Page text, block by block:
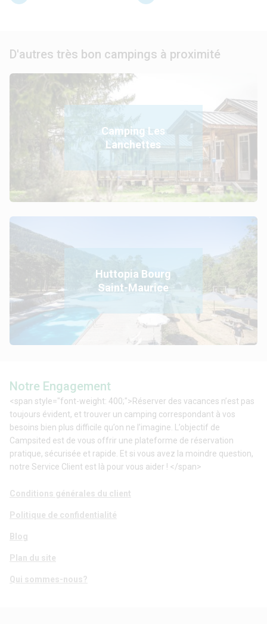
D'autres très bon campings à proximité
Camping Les
Lanchettes
Huttopia Bourg
Saint-Maurice
Notre Engagement
<span style="font-weight: 400;">Réserver des vacances n’est pas
toujours évident, et trouver un camping correspondant à vos
besoins bien plus difficile qu’on ne l’imagine. L’objectif de
Campsited est de vous offrir une plateforme de réservation
pratique, sécurisée et rapide. Et si vous avez la moindre question,
notre Service Client est là pour vous aider ! </span>
Conditions générales du client
Politique de confidentialité
Blog
Plan du site
Qui sommes-nous?